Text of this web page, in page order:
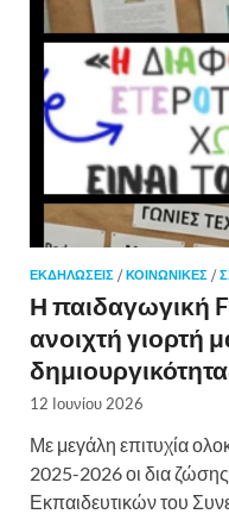
ΕΚΔΗΛΏΣΕΙΣ /ΚΟΙΝΩΝΙΚΈΣ /
Η παιδαγωγική
ανοιχτή γιορτή
12 Ιουνίου 2026
Με μεγάλη επιτυχία
2025-2026 οι δια
Εκπαιδευτικών του